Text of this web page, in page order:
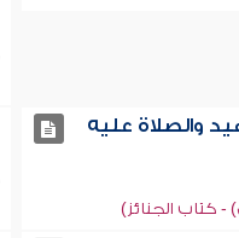
والصلاة عليه
كتاب الجنائز)